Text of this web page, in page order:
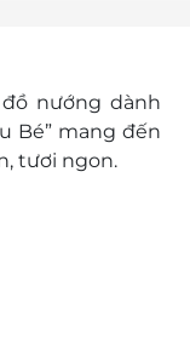
nướng dành
Bé” mang đến
tươi ngon.